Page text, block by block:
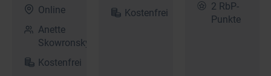
Online
Anette
Skowronsky
Kostenfrei
Kostenfrei
2 RbP-
Punkte